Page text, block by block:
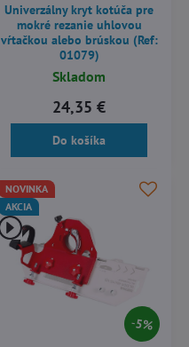
Univerzálny kryt kotúča pre
mokré rezanie uhlovou
vŕtačkou alebo brúskou (Ref:
01079)
Skladom
24,35 €
Do košíka
5%
NOVINKA
AKCIA